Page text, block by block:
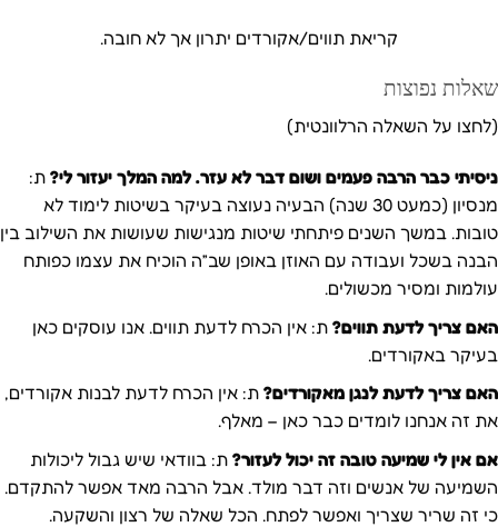
קריאת תווים/אקורדים יתרון אך לא חובה.
שאלות נפוצות
(לחצו על השאלה הרלוונטית)
ניסיתי כבר הרבה פעמים ושום דבר לא עזר. למה המלך יעזור לי? ת:
מנסיון (כמעט 30 שנה) הבעיה נעוצה בעיקר בשיטות לימוד לא
טובות. במשך השנים פיתחתי שיטות מנגישות שעושות את השילוב בין
הבנה בשכל ועבודה עם האוזן באופן שב”ה הוכיח את עצמו כפותח
עולמות ומסיר מכשולים.
האם צריך לדעת תווים? ת: אין הכרח לדעת תווים. אנו עוסקים כאן
בעיקר באקורדים.
האם צריך לדעת לנגן מאקורדים? ת: אין הכרח לדעת לבנות אקורדים,
את זה אנחנו לומדים כבר כאן – מאלף.
אם אין לי שמיעה טובה זה יכול לעזור? ת: בוודאי שיש גבול ליכולות
השמיעה של אנשים וזה דבר מולד. אבל הרבה מאד אפשר להתקדם.
כי זה שריר שצריך ואפשר לפתח. הכל שאלה של רצון והשקעה.